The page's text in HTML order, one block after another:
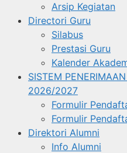
Arsip Kegiatan
Directori Guru
Silabus
Prestasi Guru
Kalender
SISTEM
2026/2027
Formulir
Formulir
Direktori Alumni
Info Alumni